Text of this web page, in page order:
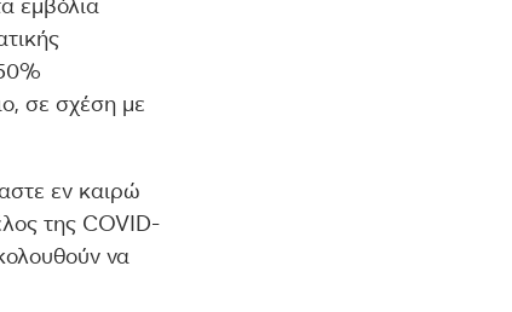
σε σχέση με
εν καιρώ
της COVID-
να